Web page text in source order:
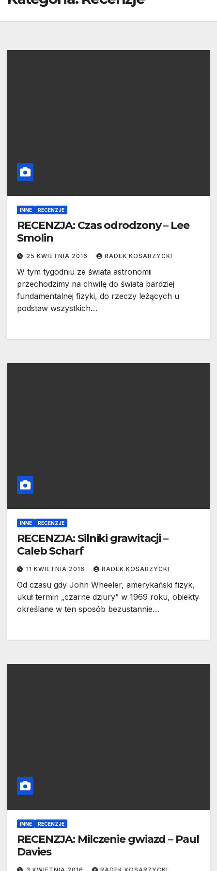
INNE RECENZJE
RECENZJA: Czas odrodzony – Lee
Smolin
25 KWIETNIA 2016 RADEK KOSARZYCKI
W tym tygodniu ze świata astronomii
przechodzimy na chwilę do świata bardziej
fundamentalnej fizyki, do rzeczy leżących u
podstaw wszystkich…
INNE RECENZJE
RECENZJA: Silniki grawitacji –
Caleb Scharf
11 KWIETNIA 2016 RADEK KOSARZYCKI
Od czasu gdy John Wheeler, amerykański fizyk,
ukuł termin „czarne dziury” w 1969 roku, obiekty
określane w ten sposób bezustannie…
INNE RECENZJE
RECENZJA: Milczenie gwiazd – Paul
Davies